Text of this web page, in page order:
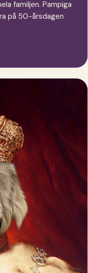
familjen. Pampiga
på 50-årsdagen